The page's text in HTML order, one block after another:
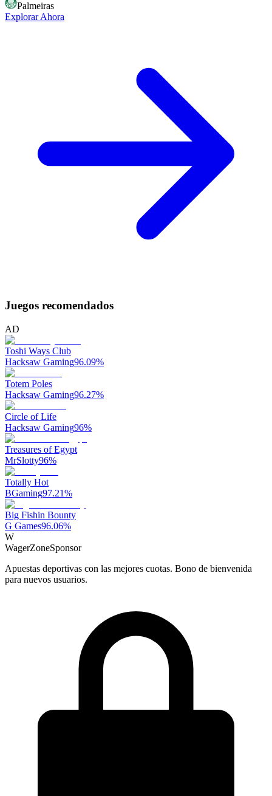
Palmeiras
Explorar Ahora
Juegos recomendados
AD
Toshi Ways Club
Hacksaw Gaming96.09%
Totem Poles
Hacksaw Gaming96.27%
Circle of Life
Hacksaw Gaming96%
Treasures of Egypt
MrSlotty96%
Totally Hot
BGaming97.21%
Big Fishin Bounty
G Games96.06%
W
WagerZoneSponsor
Apuestas deportivas con las mejores cuotas. Bono de bienvenida
para nuevos usuarios.